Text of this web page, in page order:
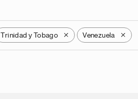
Trinidad y Tobago X Venezuela X